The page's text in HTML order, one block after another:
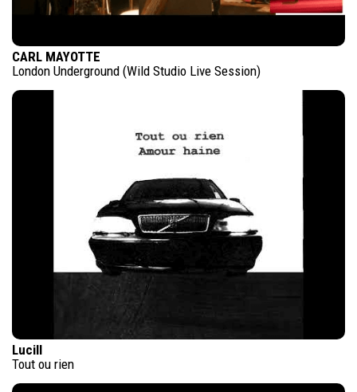
CARL MAYOTTE
London Underground (Wild Studio Live Session)
Lucill
Tout ou rien